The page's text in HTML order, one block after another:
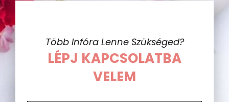
Több Infóra Lenne Szükséged?
LÉPJ KAPCSOLATBA
VELEM